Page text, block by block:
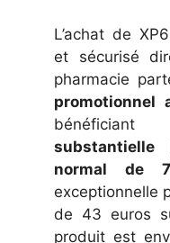
L’achat de
et sécurisé
pharmacie
promotionnel
normal de
exceptionnelle
de 43 euros
produit est